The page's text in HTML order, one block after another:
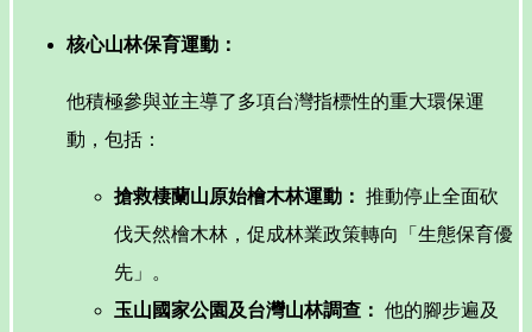
核心山林保育運動：
他積極參與並主導了多項台灣指標性的重大環保運
動，包括：
搶救棲蘭山原始檜木林運動： 推動停止全面砍
伐天然檜木林，促成林業政策轉向「生態保育優
先」。
玉山國家公園及台灣山林調查： 他的腳步遍及